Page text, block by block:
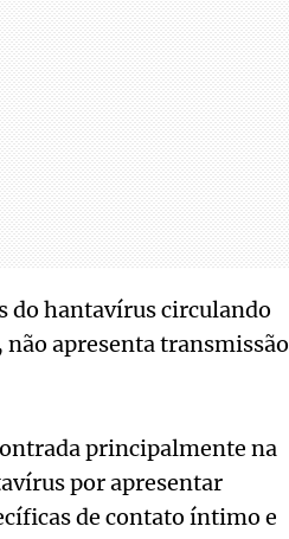
do hantavírus circulando
apresenta transmissão
principalmente na
por apresentar
de contato íntimo e